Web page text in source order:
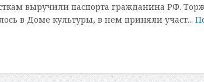
выручили паспорта гражданина РФ.
в Доме культуры, в нем приняли участ...